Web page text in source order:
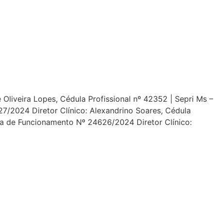
Lopes, Cédula Profissional nº 42352 | Sepri Ms –
2024 Diretor Clínico: Alexandrino Soares, Cédula
de Funcionamento Nº 24626/2024 Diretor Clínico: